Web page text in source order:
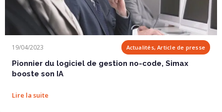
Pionnier du logiciel de gestion no-code, Simax...
19/04/2023 Actualités, Article de presse
Pionnier du logiciel de gestion no-code, Simax
booste son IA
Lire la suite